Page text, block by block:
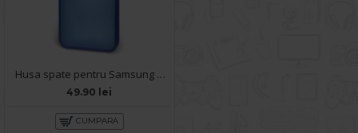
Husa spate pentru Samsung Galaxy A14- Catwalk Case Albastru
49.90 lei
CUMPARA